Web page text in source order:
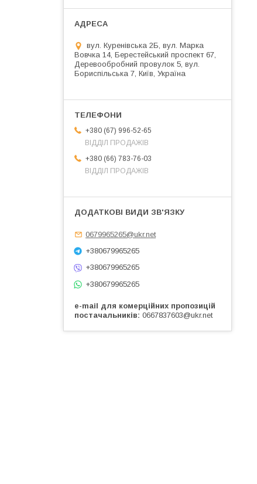
вул. Куренівська 2Б, вул. Марка
Вовчка 14, Берестейський проспект 67,
Деревообробний провулок 5, вул.
Бориспільська 7, Київ, Україна
+380 (67) 996-52-65
ВІДДІЛ ПРОДАЖІВ
+380 (66) 783-76-03
ВІДДІЛ ПРОДАЖІВ
0679965265@ukr.net
+380679965265
+380679965265
+380679965265
e-mail для комерційних пропозицій
постачальників 0667837603@ukr.net